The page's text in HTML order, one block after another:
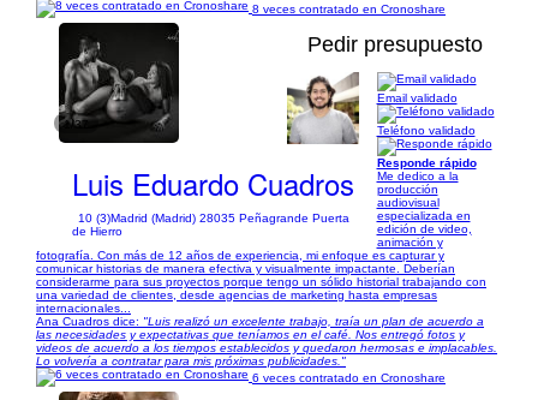
8 veces contratado en Cronoshare
1/37
Pedir presupuesto
Luis Eduardo Cuadros
10 (3)Madrid (Madrid) 28035 Peñagrande Puerta
de Hierro
Email validado
Teléfono validado
Responde rápido
Me dedico a la
producción
audiovisual
especializada en
edición de video,
animación y
fotografía. Con más de 12 años de experiencia, mi enfoque es capturar y
comunicar historias de manera efectiva y visualmente impactante. Deberían
considerarme para sus proyectos porque tengo un sólido historial trabajando con
una variedad de clientes, desde agencias de marketing hasta empresas
internacionales...
Ana Cuadros dice: "Luis realizó un excelente trabajo, traía un plan de acuerdo a
las necesidades y expectativas que teníamos en el café. Nos entregó fotos y
videos de acuerdo a los tiempos establecidos y quedaron hermosas e implacables.
Lo volvería a contratar para mis próximas publicidades."
6 veces contratado en Cronoshare